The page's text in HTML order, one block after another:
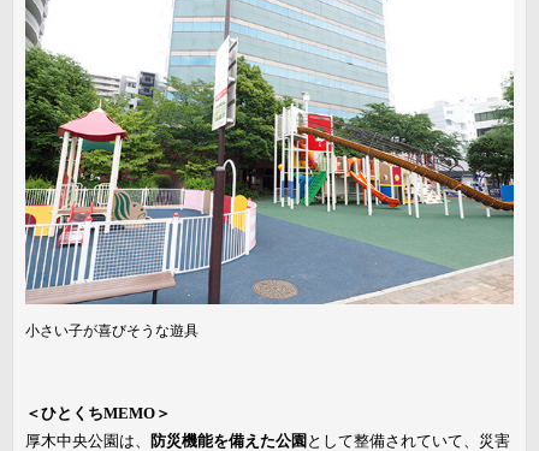
小さい子が喜びそうな遊具
＜ひとくちMEMO＞
厚木中央公園は、
防災機能を備えた公園 として整備されていて、災害